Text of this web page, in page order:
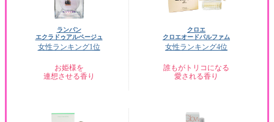
ランバン
エクラドゥアルページュ
女性ランキング1位
お姫様を
連想させる香り
クロエ
クロエオードパルファム
女性ランキング4位
誰もがトリコになる
愛される香り